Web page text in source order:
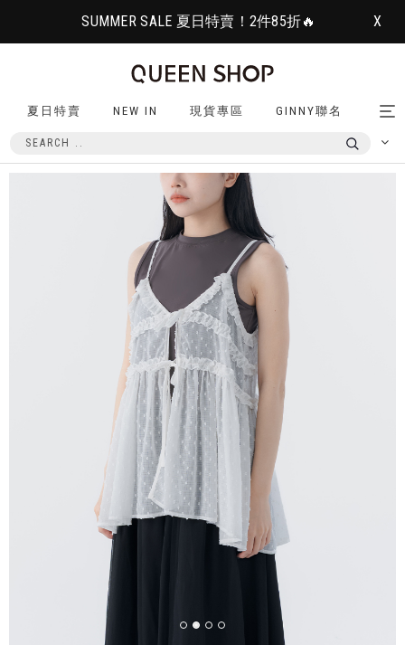
SUMMER SALE 夏日特賣！2件85折🔥 X
夏日特賣 NEW IN 現貨專區 GINNY聯名